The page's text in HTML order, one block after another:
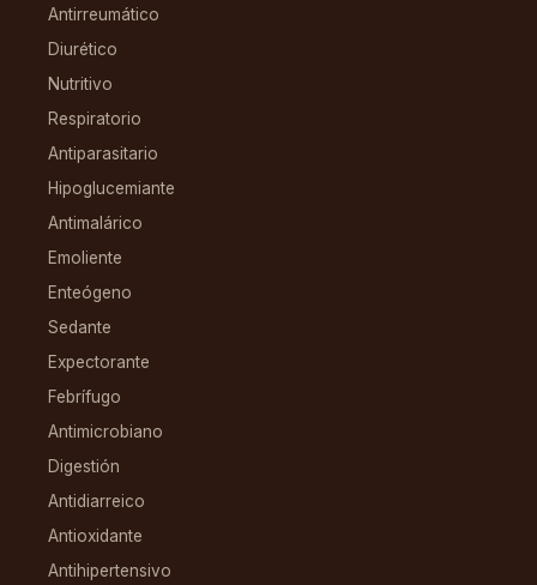
Antirreumático
Diurético
Nutritivo
Respiratorio
Antiparasitario
Hipoglucemiante
Antimalárico
Emoliente
Enteógeno
Sedante
Expectorante
Febrífugo
Antimicrobiano
Digestión
Antidiarreico
Antioxidante
Antihipertensivo